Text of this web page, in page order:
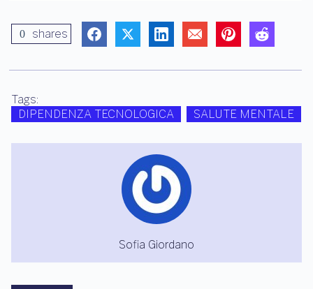
0 shares
Tags:
DIPENDENZA TECNOLOGICA
SALUTE MENTALE
Sofia Giordano